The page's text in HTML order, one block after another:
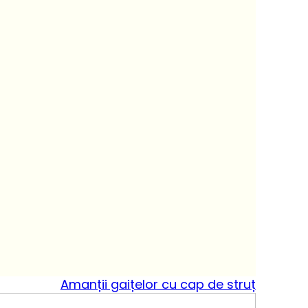
Amanții gaițelor cu cap de struț